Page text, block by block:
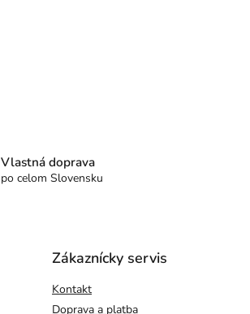
Vlastná doprava
po celom Slovensku
Zákaznícky servis
Kontakt
Doprava a platba